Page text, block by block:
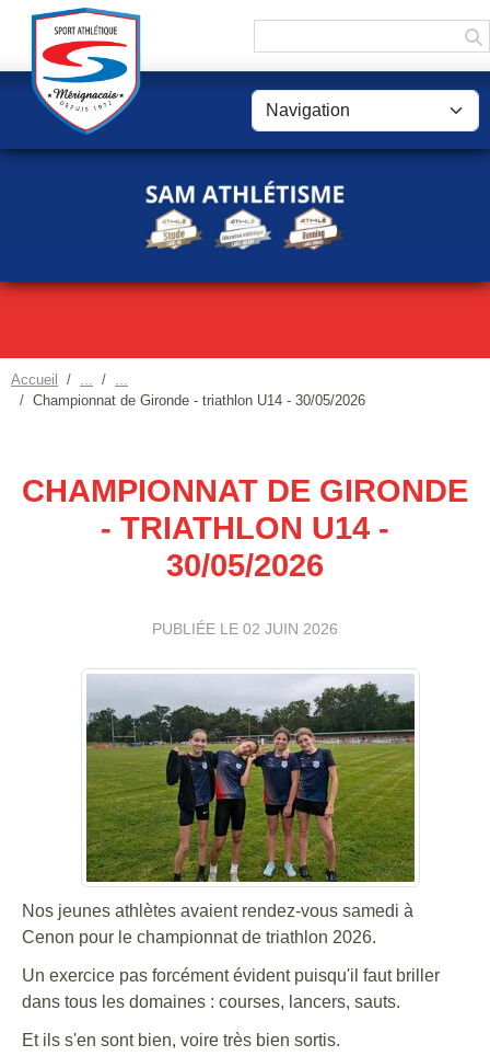
Accueil
Championnat de Gironde - triathlon U14 - 30/05/2026
CHAMPIONNAT DE GIRONDE
- TRIATHLON U14 -
30/05/2026
PUBLIÉE LE 02 JUIN 2026
Nos jeunes athlètes avaient rendez-vous samedi à
Cenon pour le championnat de triathlon 2026.
Un exercice pas forcément évident puisqu'il faut briller
dans tous les domaines : courses, lancers, sauts.
Et ils s'en sont bien, voire très bien sortis.
Panneau de gestion des cookies